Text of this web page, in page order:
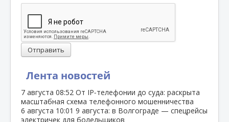
Лента новостей
7 августа 08:52 От IP‑телефонии до суда: раскрыта
масштабная схема телефонного мошенничества
6 августа 10:01 9 августа: в Волгограде — спецрейсы
электричек для болельщиков
Отправить